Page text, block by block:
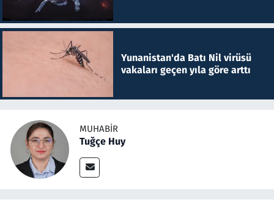
Yunanistan'da Batı Nil virüsü
vakaları geçen yıla göre arttı
MUHABIR
Tuğçe Huy